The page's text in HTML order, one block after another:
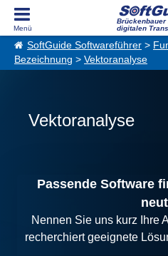
Brückenbauer
digitalen
SoftGuide Softwareführer >
Bezeichnung > Vektoranalyse
Vektoranalyse
Passende Software
Nennen Sie uns kurz Ihre
recherchiert geeignete